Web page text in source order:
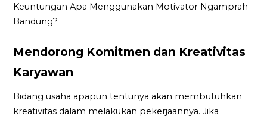
Keuntungan Apa Menggunakan Motivator Ngamprah
Bandung?
Mendorong Komitmen dan Kreativitas
Karyawan
Bidang usaha apapun tentunya akan membutuhkan
kreativitas dalam melakukan pekerjaannya. Jika